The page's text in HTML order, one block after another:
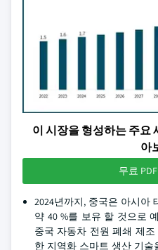
이 시장을 형성하는 주요
아
무료
2024년까지, 중국은 아시아
약 40 %를 보유 할 것으로
중국 자동차 전원 폐쇄 제조
한 지역화 스마트 생산 기술